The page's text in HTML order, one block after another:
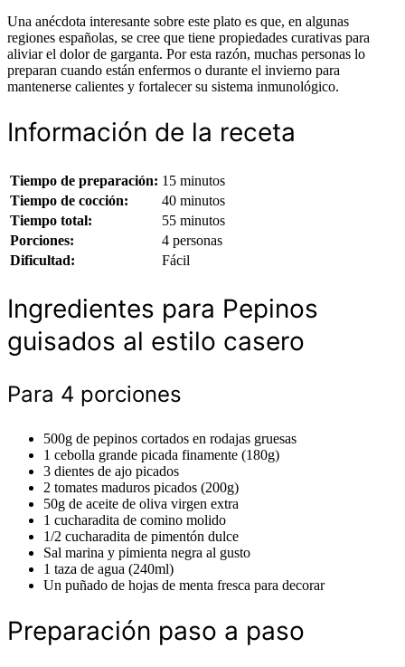
Una anécdota interesante sobre este plato es que, en algunas
regiones españolas, se cree que tiene propiedades curativas para
aliviar el dolor de garganta. Por esta razón, muchas personas lo
preparan cuando están enfermos o durante el invierno para
mantenerse calientes y fortalecer su sistema inmunológico.
Información de la receta
Tiempo de preparación: 15 minutos
Tiempo de cocción:
40 minutos
Tiempo total:
55 minutos
Porciones:
4 personas
Dificultad:
Fácil
Ingredientes para Pepinos
guisados al estilo casero
Para 4 porciones
500g de pepinos cortados en rodajas gruesas
1 cebolla grande picada finamente (180g)
3 dientes de ajo picados
2 tomates maduros picados (200g)
50g de aceite de oliva virgen extra
1 cucharadita de comino molido
1/2 cucharadita de pimentón dulce
Sal marina y pimienta negra al gusto
1 taza de agua (240ml)
Un puñado de hojas de menta fresca para decorar
Preparación paso a paso